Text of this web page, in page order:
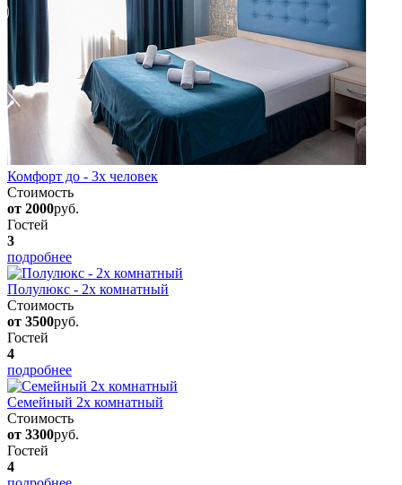
Комфорт до - 3х человек
Стоимость
от 2000руб.
Гостей
3
подробнее
Полулюкс - 2х комнатный
Стоимость
от 3500руб.
Гостей
4
подробнее
Семейный 2х комнатный
Стоимость
от 3300руб.
Гостей
4